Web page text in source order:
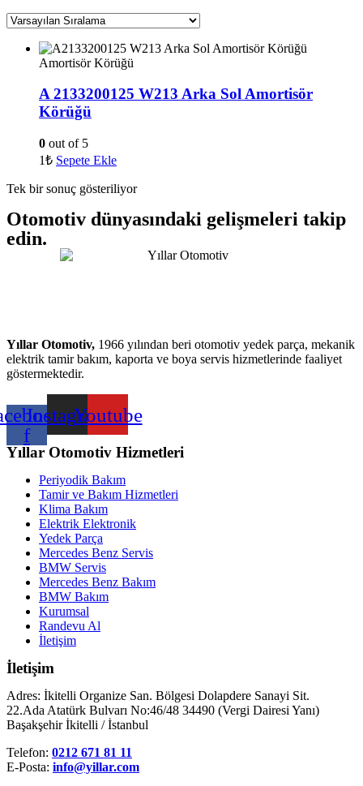
Amortisör Körüğü
A 2133200125 W213 Arka Sol Amortisör
Körüğü
0 out of 5
1₺ Sepete Ekle
Tek bir sonuç gösteriliyor
Otomotiv dünyasındaki gelişmeleri takip
edin.
Yıllar Otomotiv, 1966 yılından beri otomotiv yedek parça, mekanik
elektrik tamir bakım, kaporta ve boya servis hizmetlerinde faaliyet
göstermektedir.
f
InstagramYoutube
Yıllar Otomotiv Hizmetleri
Periyodik Bakım
Tamir ve Bakım Hizmetleri
Klima Bakım
Elektrik Elektronik
Yedek Parça
Mercedes Benz Servis
BMW Servis
Mercedes Benz Bakım
BMW Bakım
Kurumsal
Randevu Al
İletişim
İletişim
Adres: İkitelli Organize San. Bölgesi Dolapdere Sanayi Sit.
22.Ada Atatürk Bulvarı No:46/48 34490 (Vergi Dairesi Yanı)
Başakşehir İkitelli / İstanbul
Telefon: 0212 671 81 11
E-Posta: info@yillar.com